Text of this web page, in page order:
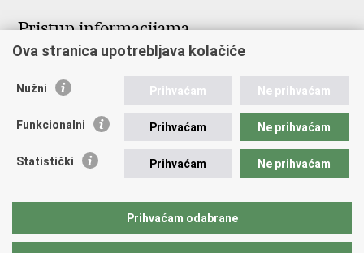
Pristup informacijama
Pristup informacijama
Nepravilnosti
Javna nabava u MVEP-u
Nadzor rada i unutarnja revizija službe vanjskih poslova
Ova stranica upotrebljava kolačiće
Nužni Prihvaćam Ne prihvaćam
Funkcionalni Prihvaćam Ne prihvaćam
Statistički Prihvaćam Ne prihvaćam
Prihvaćam odabrane